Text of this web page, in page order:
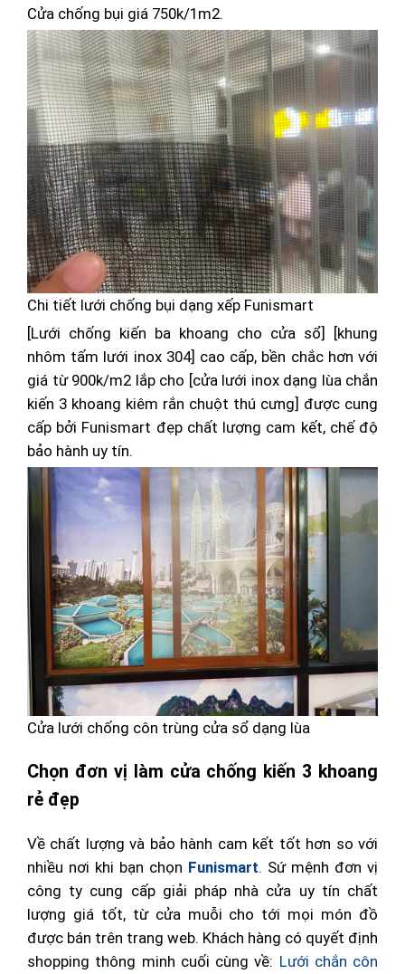
Cửa chống bụi giá 750k/1m2.
Chi tiết lưới chống bụi dạng xếp Funismart
[Lưới chống kiến ba khoang cho cửa sổ] [khung
nhôm tấm lưới inox 304] cao cấp, bền chắc hơn với
giá từ 900k/m2 lắp cho [cửa lưới inox dạng lùa chắn
kiến 3 khoang kiêm rắn chuột thú cưng] được cung
cấp bởi Funismart đẹp chất lượng cam kết, chế độ
bảo hành uy tín.
Cửa lưới chống côn trùng cửa sổ dạng lùa
Chọn đơn vị làm cửa chống kiến 3 khoang
rẻ đẹp
Về chất lượng và bảo hành cam kết tốt hơn so với
nhiều nơi khi bạn chọn Funismart. Sứ mệnh đơn vị
công ty cung cấp giải pháp nhà cửa uy tín chất
lượng giá tốt, từ cửa muỗi cho tới mọi món đồ
được bán trên trang web. Khách hàng có quyết định
shopping thông minh cuối cùng về: Lưới chắn côn